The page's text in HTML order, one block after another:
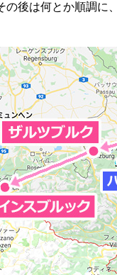
の後は何とか順調